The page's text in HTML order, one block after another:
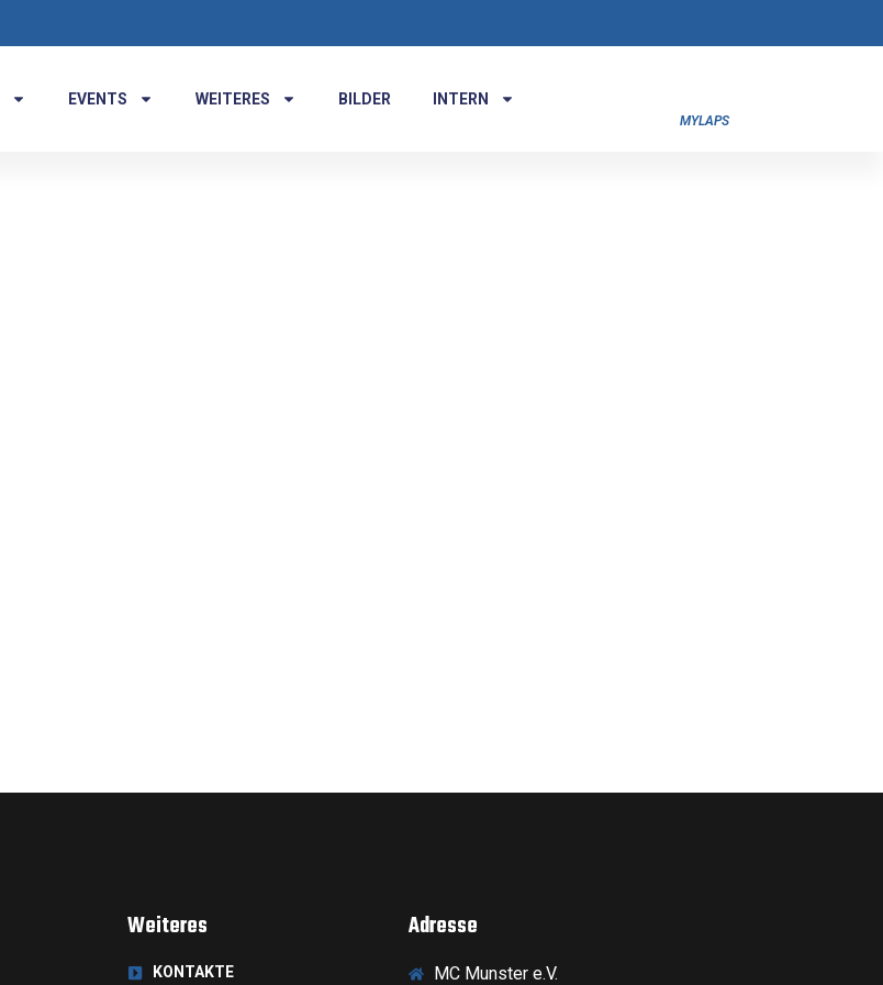
EVENTS WEITERES BILDER INTERN
MYLAPS
Weiteres
KONTAKTE
Adresse
MC Munster e.V.